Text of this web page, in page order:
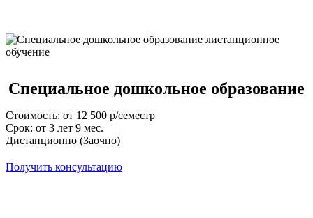
Специальное дошкольное образование
Стоимость: от 12 500 р/семестр
Срок: от 3 лет 9 мес.
Дистанционно (Заочно)
Получить консультацию